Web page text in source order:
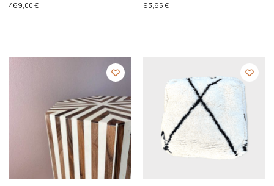
469,00 € 93,65 €